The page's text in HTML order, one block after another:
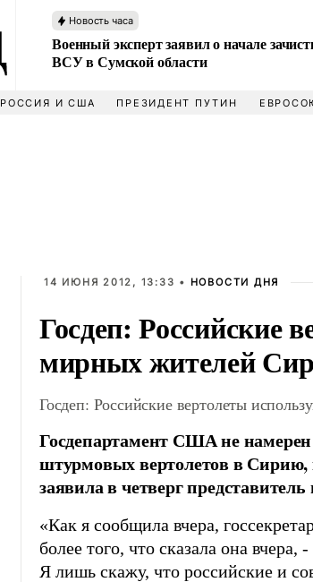
Новость часа
Военный эксперт заявил о начале
ВСУ в Сумской области
РОССИЯ И США ПРЕЗИДЕНТ ПУТИН
14 ИЮНЯ 2012, 13:33 • НОВОСТИ ДНЯ
Госдеп: Российские
мирных жителей
Госдеп: Российские вертолеты
Госдепартамент США не
штурмовых вертолетов в
заявила в четверг
«Как я сообщила вчера,
более того, что сказала она
Я лишь скажу, что российские и